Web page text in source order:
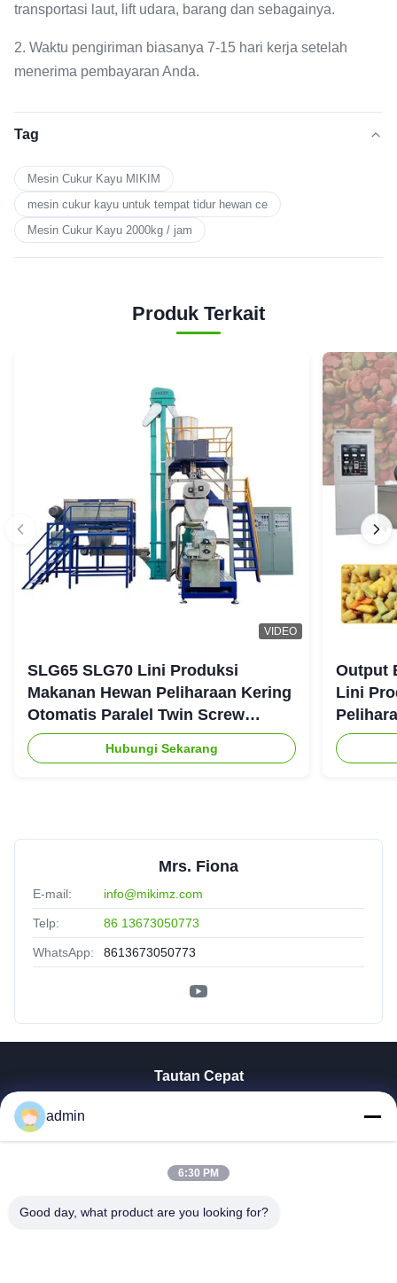
transportasi laut, lift udara, barang dan sebagainya.
2. Waktu pengiriman biasanya 7-15 hari kerja setelah
menerima pembayaran Anda.
Tag
Mesin Cukur Kayu MIKIM
mesin cukur kayu untuk tempat tidur hewan ce
Mesin Cukur Kayu 2000kg / jam
Produk Terkait
VIDEO
SLG65 SLG70 Lini Produksi
Makanan Hewan Peliharaan Kering
Otomatis Paralel Twin Screw
Extruder CE
Hubungi Sekarang
Output
Lini
Mrs. Fiona
E-mail: info@mikimz.com
Telp: 86 13673050773
WhatsApp: 8613673050773
Tautan Cepat
Tentang Kita
Kontrol Kualitas
admin
6:30 PM
Good day, what product are you looking for?